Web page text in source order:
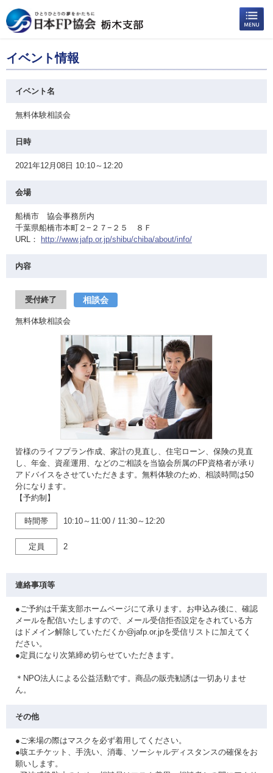
イベント情報
イベント名
無料体験相談会
日時
2021年12月08日 10:10～12:20
会場
船橋市 協会事務所内
千葉県船橋市本町２−２７−２５ ８Ｆ
URL：
http://www.jafp.or.jp/shibu/chiba/about/info/
内容
受付終了 相談会
無料体験相談会
皆様のライフプラン作成、家計の見直し、住宅ローン、保険の見直
し、年金、資産運用、などのご相談を当協会所属のFP資格者が承り
アドバイスをさせていただきます。無料体験のため、相談時間は50
分になります。
【予約制】
時間帯 10:10～11:00 / 11:30～12:20
定員 2
連絡事項等
●ご予約は千葉支部ホームページにて承ります。お申込み後に、確認
メールを配信いたしますので、メール受信拒否設定をされている方
はドメイン解除していただくか@jafp.or.jpを受信リストに加えてく
ださい。
●定員になり次第締め切らせていただきます。
＊NPO法人による公益活動です。商品の販売勧誘は一切ありませ
ん。
その他
●ご来場の際はマスクを必ず着用してください。
●咳エチケット、手洗い、消毒、ソーシャルディスタンスの確保をお
願いします。